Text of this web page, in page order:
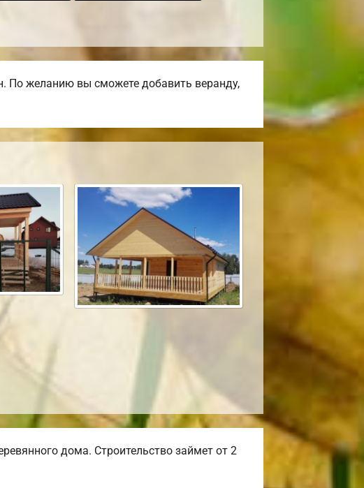
По желанию вы сможете добавить веранду,
дома. Строительство займет от 2